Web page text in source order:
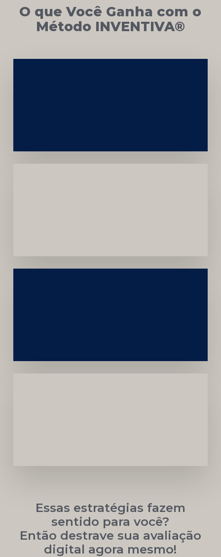
O que Você Ganha com o
Método INVENTIVA®
Essas estratégias fazem
sentido para você?
Então destrave sua avaliação
digital agora mesmo!